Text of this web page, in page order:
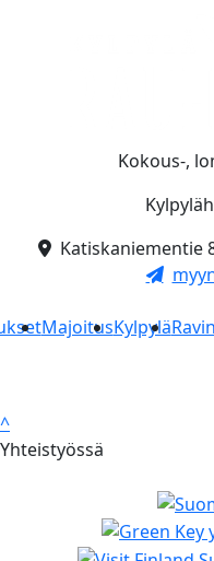
Kokous-,
Katiskaniementie
MajoitusKylpylä
^
Yhteistyössä